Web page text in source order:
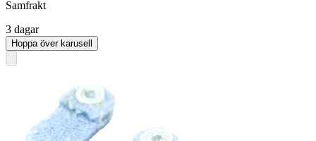
Samfrakt
3 dagar
Hoppa över karusell